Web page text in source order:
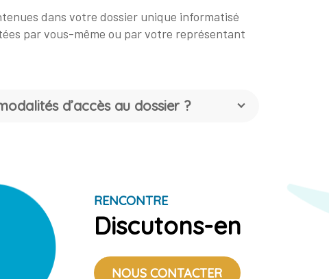
dans votre dossier unique informatisé
par vous-même ou par votre représentant
d’accès au dossier ?
RENCONTRE
Discutons-en
NOUS CONTACTER